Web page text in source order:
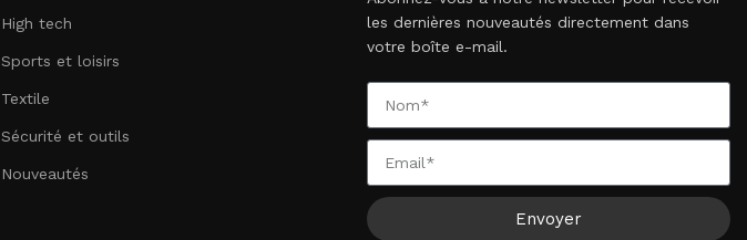
High tech
Sports et loisirs
Textile
Sécurité et outils
Nouveautés
les dernières nouveautés directement dans
votre boîte e-mail.
Envoyer